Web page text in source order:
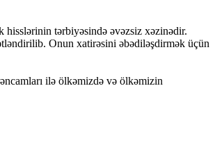
tərbiyəsində əvəzsiz xəzinədir.
Onun xatirəsini əbədiləşdirmək üçün
ilə ölkəmizdə və ölkəmizin